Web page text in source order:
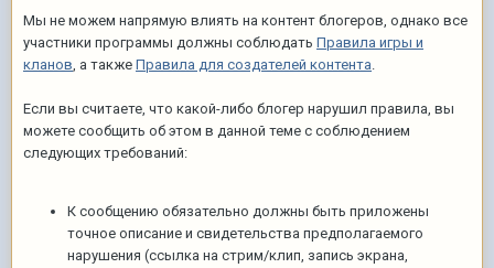
Мы не можем напрямую влиять на контент блогеров, однако все
участники программы должны соблюдать Правила игры и
кланов, а также Правила для создателей контента.
Если вы считаете, что какой-либо блогер нарушил правила, вы
можете сообщить об этом в данной теме с соблюдением
следующих требований:
К сообщению обязательно должны быть приложены
точное описание и свидетельства предполагаемого
нарушения (ссылка на стрим/клип, запись экрана,